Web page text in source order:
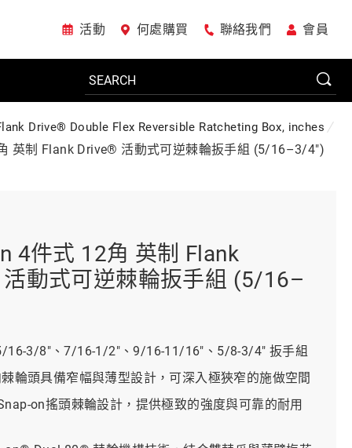
活動 何處購買 聯絡我們 會員
電動工具
車廠專用工具
義大利 Bike-Lift
Drive® Double Flex Reversible Ratcheting Box, inches
英制 Flank Drive® 活動式可逆棘輪扳手組 (5/16–3/4")
4件式 12角 英制 Flank
動式可逆棘輪扳手組 (5/16–
16-3/8"、7/16-1/2"、9/16-11/16"、5/8-3/4" 扳手組
輪頭具備窄幅與薄型設計，可深入極狹窄的施做空間
on搖頭棘輪設計，提供極致的強度與可靠的耐用